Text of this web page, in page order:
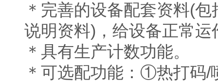
＊完善的设备配套资料(
说明资料)，给设备正常
＊具有生产计数功能。
＊可选配功能：①热打码